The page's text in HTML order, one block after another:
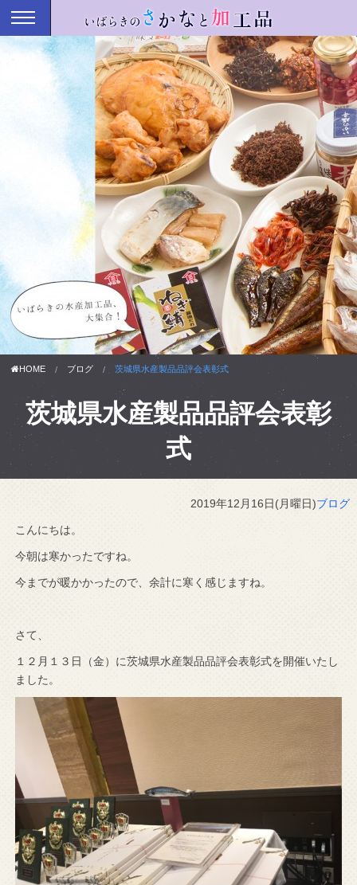
HOME ブログ 茨城県水産製品品評会表彰式
茨城県水産製品品評会表彰
式
2019年12月16日(月曜日)ブログ
こんにちは。
今朝は寒かったですね。
今までが暖かかったので、余計に寒く感じますね。
さて、
１２月１３日（金）に茨城県水産製品品評会表彰式を開催いたし
ました。